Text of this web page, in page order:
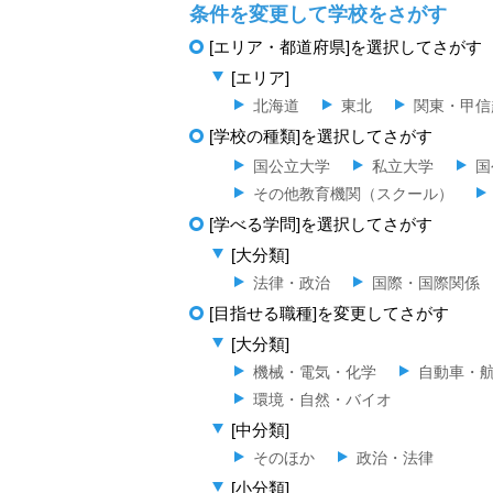
条件を変更して学校をさがす
[エリア・都道府県]を選択してさがす
[エリア]
北海道 東北 関東・甲
[学校の種類]を選択してさがす
国公立大学 私立大学
その他教育機関（スクール）
[学べる学問]を選択してさがす
[大分類]
法律・政治 国際・国際関係
[目指せる職種]を変更してさがす
[大分類]
機械・電気・化学
自動車・
環境・自然・バイオ
[中分類]
そのほか 政治・法律
[小分類]